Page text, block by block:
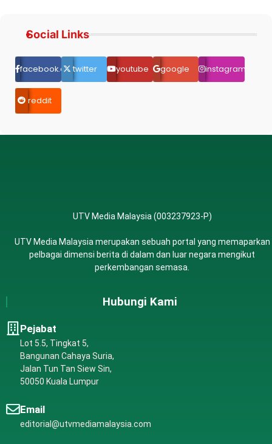
Social Links
facebook.comtwitter youtube google instagram
reddit
UTV Media Malaysia (003237923-P)
UTV Media Malaysia merupakan sebuah portal yang memaparkan
pelbagai dimensi berita di dalam dan luar negara mengikut
perkembangan semasa.
Hubungi Kami
Pejabat
Lot 5.5, Tingkat 5,
Bangunan Cahaya Suria,
Jalan Tun Tan Siew Sin,
50050 Kuala Lumpur
Email
editorial@utvmediamalaysia.com